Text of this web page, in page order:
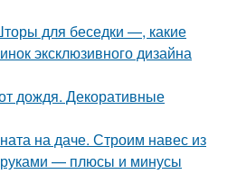
для беседки —, какие
эксклюзивного дизайна
дождя. Декоративные
на даче. Строим навес из
— плюсы и минусы